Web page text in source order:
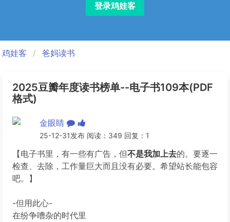
登录鸡娃客
鸡娃客 爸妈读书
2025豆瓣年度读书榜单--电子书109本(PDF
格式)
金眼睛
25-12-31发布 阅读：349 回复：1
【电子书里，有一些有广告，但不是我加上去的。要逐一
检查、去除，工作量巨大而且没有必要。希望站长能包容
吧。】
-但用此心-
在纷争嘈杂的时代里